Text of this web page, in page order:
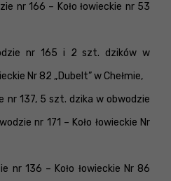
nr 166 – Koło łowieckie nr 53
nr 165 i 2 szt. dzików w
Nr 82 „Dubelt” w Chełmie,
nr 137, 5 szt. dzika w obwodzie
nr 171 – Koło łowieckie Nr
nr 136 – Koło łowieckie Nr 86